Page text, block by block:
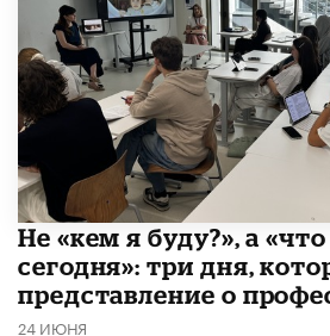
Не «кем я буду?», а
сегодня»: три дня,
представление о
24 ИЮНЯ